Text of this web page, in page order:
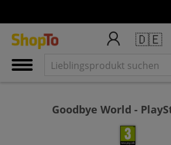
🇩🇪
Goodbye World -